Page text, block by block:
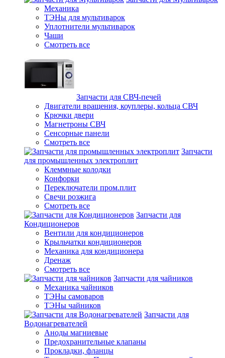
Механика
ТЭНы для мультиварок
Уплотнители мультиварок
Чаши
Смотреть все
Запчасти для СВЧ-печей
Двигатели вращения, коуплеры, кольца СВЧ
Крючки двери
Магнетроны СВЧ
Сенсорные панели
Смотреть все
Запчасти
для промышленных электроплит
Клеммные колодки
Конфорки
Переключатели пром.плит
Свечи розжига
Смотреть все
Запчасти для
Кондиционеров
Вентили для кондиционеров
Крыльчатки кондиционеров
Механика для кондиционера
Дренаж
Смотреть все
Запчасти для чайников
Механика чайников
ТЭНы самоваров
ТЭНы чайников
Запчасти для
Водонагревателей
Аноды магниевые
Предохранительные клапаны
Прокладки, фланцы